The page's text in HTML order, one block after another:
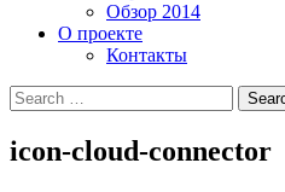
Обзор 2014
О проекте
Контакты
icon-cloud-connector